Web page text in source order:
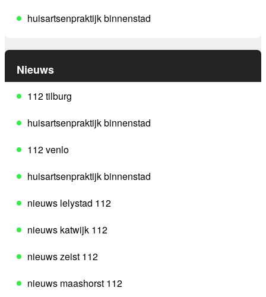
huisartsenpraktijk binnenstad
Nieuws
112 tilburg
huisartsenpraktijk binnenstad
112 venlo
huisartsenpraktijk binnenstad
nieuws lelystad 112
nieuws katwijk 112
nieuws zeist 112
nieuws maashorst 112